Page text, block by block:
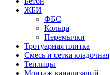
ЖБИ
ФБС
Кольца
Перемычки
Тротуарная плитка
Смесь и сетка кладочная
Теплицы